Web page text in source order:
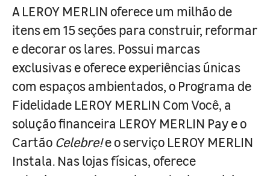
A LEROY MERLIN oferece um milhão de
itens em 15 seções para construir, reformar
e decorar os lares. Possui marcas
exclusivas e oferece experiências únicas
com espaços ambientados, o Programa de
Fidelidade LEROY MERLIN Com Você, a
solução financeira LEROY MERLIN Pay e o
Cartão Celebre!e o serviço LEROY MERLIN
Instala. Nas lojas físicas, oferece